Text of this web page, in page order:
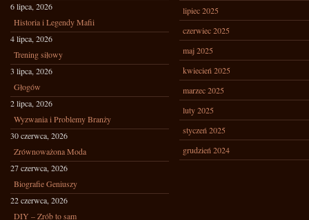
6 lipca, 2026
Historia i Legendy Mafii
4 lipca, 2026
Trening siłowy
3 lipca, 2026
Głogów
2 lipca, 2026
Wyzwania i Problemy Branży
30 czerwca, 2026
Zrównoważona Moda
27 czerwca, 2026
Biografie Geniuszy
22 czerwca, 2026
DIY – Zrób to sam
lipiec 2025
czerwiec 2025
maj 2025
kwiecień 2025
marzec 2025
luty 2025
styczeń 2025
grudzień 2024